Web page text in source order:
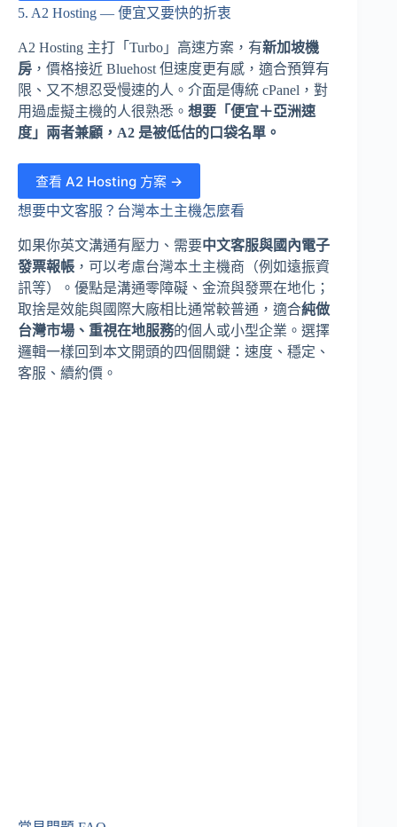
5. A2 Hosting — 便宜又要快的折衷
A2 Hosting 主打「Turbo」高速方案，有新加坡機
房 ，價格接近 Bluehost 但速度更有感，適合預算有
限、又不想忍受慢速的人。介面是傳統 cPanel，對
用過虛擬主機的人很熟悉。 想要「便宜＋亞洲速
度」兩者兼顧，A2 是被低估的口袋名單。
查看 A2 Hosting 方案 →
想要中文客服？台灣本土主機怎麼看
如果你英文溝通有壓力、需要中文客服與國內電子
發票報帳 ，可以考慮台灣本土主機商（例如遠振資
訊等）。優點是溝通零障礙、金流與發票在地化；
取捨是效能與國際大廠相比通常較普通，適合純做
台灣市場、重視在地服務的個人或小型企業。選擇
邏輯一樣回到本文開頭的四個關鍵：速度、穩定、
客服、續約價。